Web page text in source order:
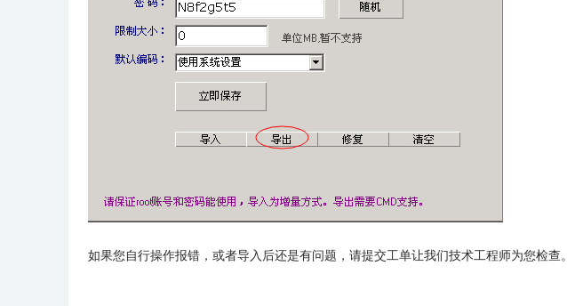
如果您自行操作报错，或者导入后还是有问题，请提交工单让我们技术工程师为您检查。